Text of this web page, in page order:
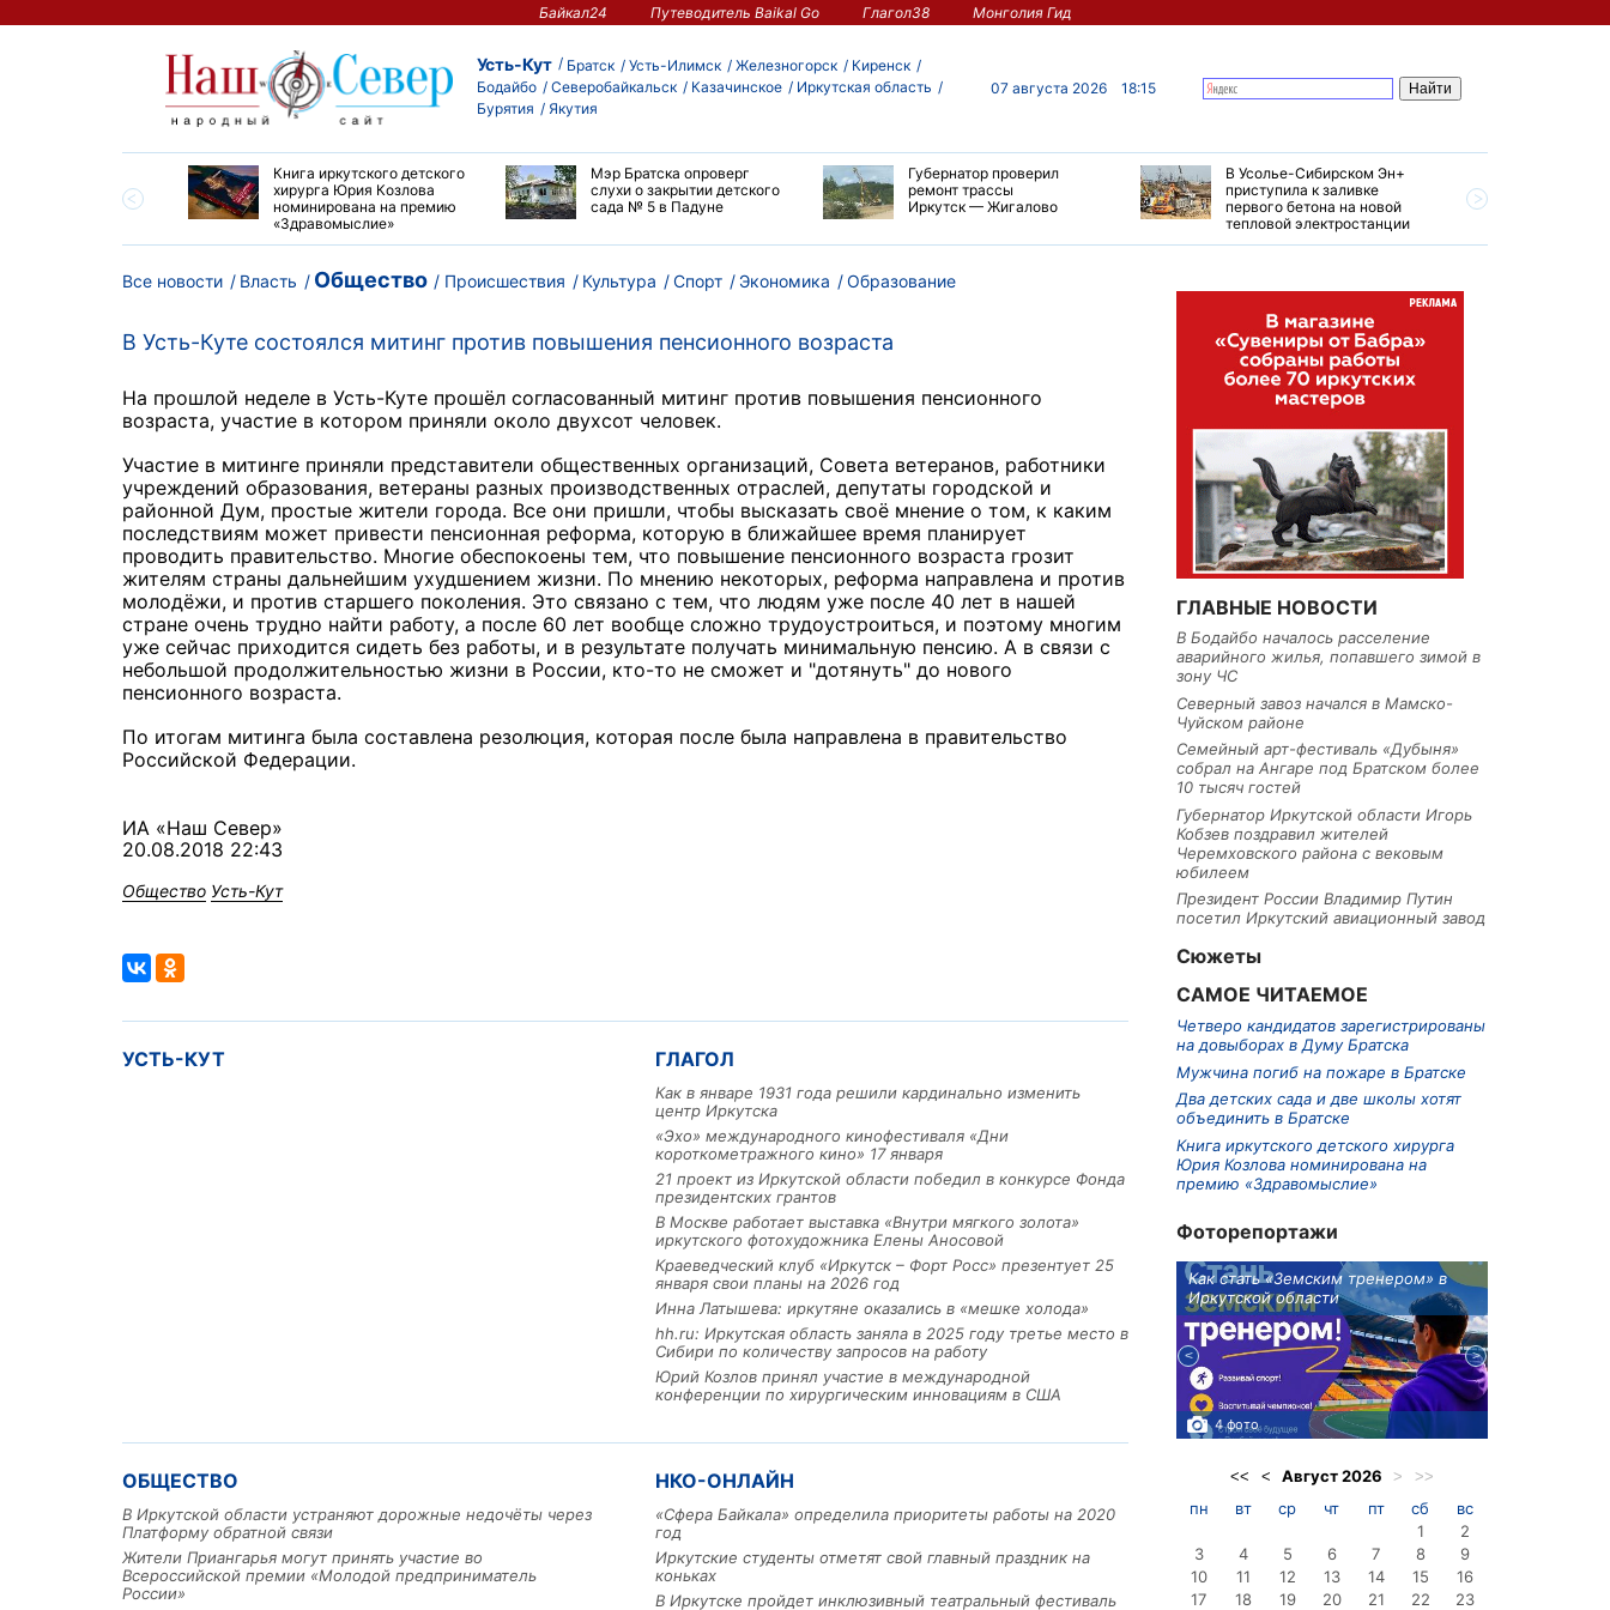
Байкал24 Путеводитель Baikal Go Глагол38 Монголия Гид
Усть-Кут Братск Усть-Илимск Железногорск
Киренск
Бодайбо
Северобайкальск Казачинское
Иркутская область
Бурятия
Якутия
07 августа 2026 18:15
большой эстафеты
Книга иркутского детского
хирурга Юрия Козлова
номинирована на премию
«Здравомыслие»
Мэр Братска опроверг
слухи о закрытии детского
сада № 5 в Падуне
Губернатор проверил
ремонт трассы
Иркутск — Жигалово
В Усолье-Сибирском Эн+
приступила к заливке
первого бетона на новой
тепловой электростанции
Все новости Власть Общество Происшествия Культура Спорт Экономика Образование
В Усть-Куте состоялся митинг против повышения пенсионного возраста
На прошлой неделе в Усть-Куте прошёл согласованный митинг против повышения пенсионного
возраста, участие в котором приняли около двухсот человек.
Участие в митинге приняли представители общественных организаций, Совета ветеранов, работники
учреждений образования, ветераны разных производственных отраслей, депутаты городской и
районной Дум, простые жители города. Все они пришли, чтобы высказать своё мнение о том, к каким
последствиям может привести пенсионная реформа, которую в ближайшее время планирует
проводить правительство. Многие обеспокоены тем, что повышение пенсионного возраста грозит
жителям страны дальнейшим ухудшением жизни. По мнению некоторых, реформа направлена и против
молодёжи, и против старшего поколения. Это связано с тем, что людям уже после 40 лет в нашей
стране очень трудно найти работу, а после 60 лет вообще сложно трудоустроиться, и поэтому многим
уже сейчас приходится сидеть без работы, и в результате получать минимальную пенсию. А в связи с
небольшой продолжительностью жизни в России, кто-то не сможет и "дотянуть" до нового
пенсионного возраста.
По итогам митинга была составлена резолюция, которая после была направлена в правительство
Российской Федерации.
ИА «Наш Север»
20.08.2018 22:43
Общество Усть-Кут
УСТЬ-КУТ ГЛАГОЛ
Как в январе 1931 года решили кардинально изменить
центр Иркутска
«Эхо» международного кинофестиваля «Дни
короткометражного кино» 17 января
21 проект из Иркутской области победил в конкурсе Фонда
президентских грантов
В Москве работает выставка «Внутри мягкого золота»
иркутского фотохудожника Елены Аносовой
Краеведческий клуб «Иркутск – Форт Росс» презентует 25
января свои планы на 2026 год
Инна Латышева: иркутяне оказались в «мешке холода»
hh.ru: Иркутская область заняла в 2025 году третье место в
Сибири по количеству запросов на работу
Юрий Козлов принял участие в международной
конференции по хирургическим инновациям в США
ОБЩЕСТВО
В Иркутской области устраняют дорожные недочёты через
Платформу обратной связи
Жители Приангарья могут принять участие во
Всероссийской премии «Молодой предприниматель
России»
НКО-ОНЛАЙН
«Сфера Байкала» определила приоритеты работы на 2020
год
Иркутские студенты отметят свой главный праздник на
коньках
В Иркутске пройдет инклюзивный театральный фестиваль
ГЛАВНЫЕ НОВОСТИ
В Бодайбо началось расселение
аварийного жилья, попавшего зимой в
зону ЧС
Северный завоз начался в Мамско-
Чуйском районе
Семейный арт-фестиваль «Дубыня»
собрал на Ангаре под Братском более
10 тысяч гостей
Губернатор Иркутской области Игорь
Кобзев поздравил жителей
Черемховского района с вековым
юбилеем
Президент России Владимир Путин
посетил Иркутский авиационный завод
Сюжеты
САМОЕ ЧИТАЕМОЕ
Четверо кандидатов зарегистрированы
на довыборах в Думу Братска
Мужчина погиб на пожаре в Братске
Два детских сада и две школы хотят
объединить в Братске
Книга иркутского детского хирурга
Юрия Козлова номинирована на
премию «Здравомыслие»
Фоторепортажи
Льготный заём в 9 миллионов
рублей получит
машиностроительное предприятие
из Иркутской области
Как стать «Земским тренером» в
Иркутской области
4 фото
<< < Август2026 > >>
пн вт ср чт пт сб
вс
1
2
3
4 5 6 7 8
9
10
11 12 13 14 15
16
17
18 19 20 21 22 23